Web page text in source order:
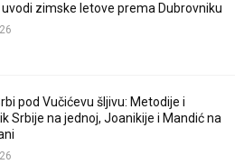
zimske letove prema Dubrovniku
pod Vučićevu šljivu: Metodije i
Srbije na jednoj, Joanikije i Mandić na